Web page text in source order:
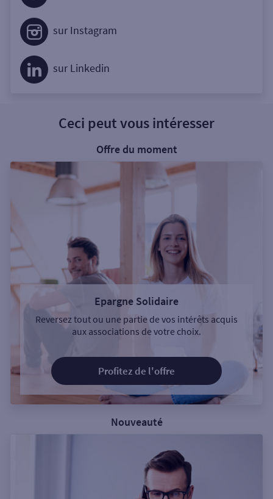
sur Instagram
sur Linkedin
Ceci peut vous intéresser
Offre du moment
Epargne Solidaire
Reversez tout ou une partie de vos intérêts acquis
aux associations de votre choix.
Profitez de l'offre
Nouveauté